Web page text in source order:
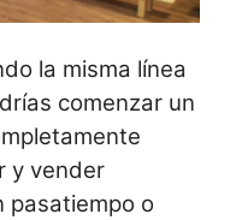
la misma línea
comenzar un
y vender
pasatiempo o